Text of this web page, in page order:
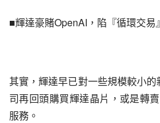
■輝達豪賭OpenAI，陷『循環交易
其實，輝達早已對一些規模較小
司再回頭購買輝達晶片，或是轉
服務。